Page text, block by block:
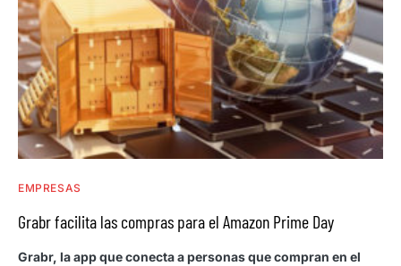
EMPRESAS
Grabr facilita las compras para el Amazon Prime Day
Grabr, la app que conecta a personas que compran en el